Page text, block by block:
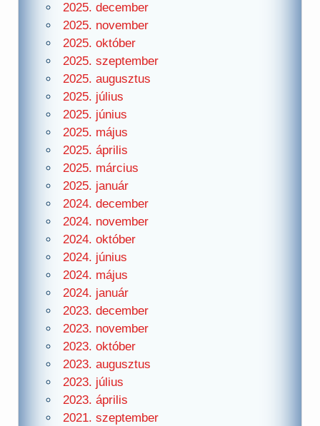
2025. december
2025. november
2025. október
2025. szeptember
2025. augusztus
2025. július
2025. június
2025. május
2025. április
2025. március
2025. január
2024. december
2024. november
2024. október
2024. június
2024. május
2024. január
2023. december
2023. november
2023. október
2023. augusztus
2023. július
2023. április
2021. szeptember